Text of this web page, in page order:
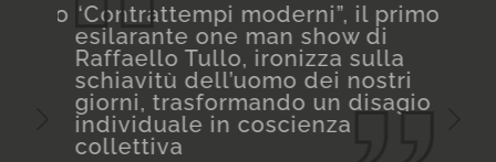
“Contrattempi moderni”, il primo
esilarante one man show di
Raffaello Tullo, ironizza sulla
schiavitù dell’uomo dei nostri
giorni, trasformando un disagio
individuale in coscienza
collettiva